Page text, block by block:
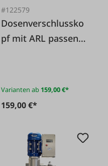
#122579
Dosenverschlussko
pf mit ARL passend
Varianten ab 159,00 €*
159,00 €*